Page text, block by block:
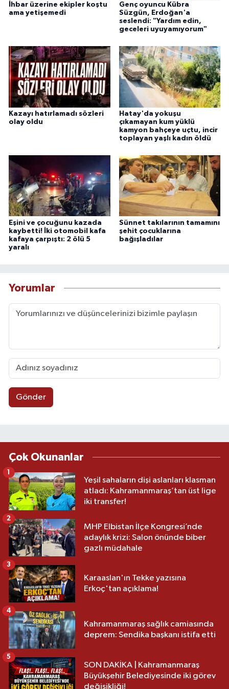
İhbar üzerine ekipler koştu
ama yetişemedi
Genç oyuncu Kübra
Süzgün, Erdoğan'a
seslendi: "Yardım edin,
geceleri uyuyamıyorum"
Kazayı hatırlamadı sözleri
olay oldu
Hatay'da yokuşu
çıkamayan kum yüklü
kamyon bahçeye uçtu, incir
toplayan yaşlı kadın öldü
Eşini ve çocuğunu kazada
kaybetti! İki otomobil kafa
kafaya çarpıştı: 2 ölü 5
yaralı
Sünnet takılarının tamamını
şehit çocuklarına
bağışladılar
Yorumlar
Gönder
Çok Okunanlar
Yeşil sahaların dişi aslanları klasman
atladı: Kahramanmaraş’tan üst lige
iki transfer!
1
MHP Elbistan İlçe Kongresi’nde
adaylık krizi: Salon önünde biber
gazlı müdahale
2
Karaaslan'ın Tekke yazısına
Erkoç'tan açıklama!
3
Kahramanmaraş sağlık camiasında
deprem: Sendika başkanı istifa etti
4
SON DAKİKA | Kahramanmaraş
Büyükşehir Belediyesinde iki görev
değişikliği!
5